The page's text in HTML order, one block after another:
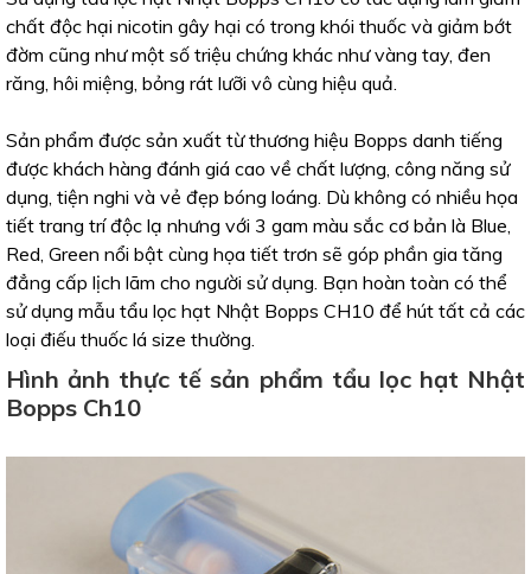
chất độc hại nicotin gây hại có trong khói thuốc và giảm bớt
đờm cũng như một số triệu chứng khác như vàng tay, đen
răng, hôi miệng, bỏng rát lưỡi vô cùng hiệu quả.
Sản phẩm được sản xuất từ thương hiệu Bopps danh tiếng
được khách hàng đánh giá cao về chất lượng, công năng sử
dụng, tiện nghi và vẻ đẹp bóng loáng. Dù không có nhiều họa
tiết trang trí độc lạ nhưng với 3 gam màu sắc cơ bản là Blue,
Red, Green nổi bật cùng họa tiết trơn sẽ góp phần gia tăng
đẳng cấp lịch lãm cho người sử dụng. Bạn hoàn toàn có thể
sử dụng mẫu tẩu lọc hạt Nhật Bopps CH10 để hút tất cả các
loại điếu thuốc lá size thường.
Hình ảnh thực tế sản phẩm tẩu lọc hạt Nhật
Bopps Ch10